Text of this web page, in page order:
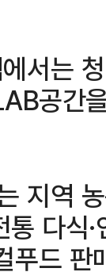
서는
공간
지역
다식
푸드